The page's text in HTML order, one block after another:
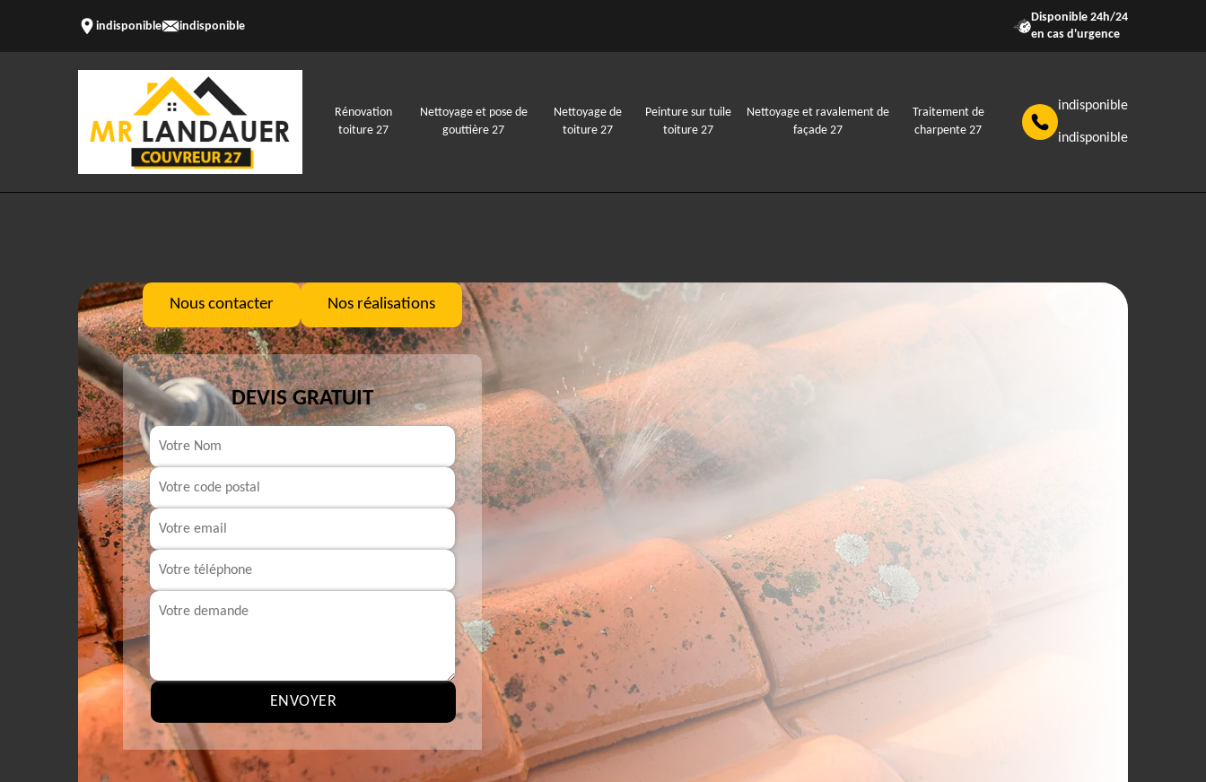
indisponible indisponible
Disponible 24h/24
en cas d'urgence
Rénovation
toiture 27
Nettoyage et pose de
gouttière 27
Nettoyage de
toiture 27
Peinture sur tuile
toiture 27
Nettoyage et ravalement de
façade 27
Traitement de
charpente 27
indisponible
indisponible
Nous contacter Nos réalisations
DEVIS GRATUIT